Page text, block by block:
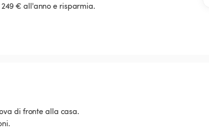
249 € all'anno e risparmia.
di fronte alla casa.